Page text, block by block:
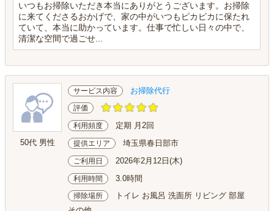
いつもお掃除いただき本当にありがとうございます。お掃除
に来てくださるおかげで、家の中がいつもピカピカに保たれ
ていて、本当に助かっています。仕事で忙しい日々の中で、
清潔な空間で過ごせ...
50代 男性
サービス内容 お掃除代行
評価
利用頻度 定期 月2回
提供エリア 埼玉県春日部市
ご利用日 2026年2月12日(木)
利用時間 3.0時間
掃除場所
トイレ お風呂 洗面所 リビング 部屋